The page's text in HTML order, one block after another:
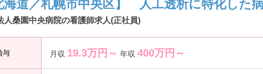
強い！圧倒的症例数
を高めたい方に嬉しい環境です。
約900件の手術実績
ち約600件が脳外手術
海道／札幌市中央区】 人工透析に特化した
人桑園中央病院の看護師求人(正社員)
与 月収 19.3万円～ 年収 400万円～